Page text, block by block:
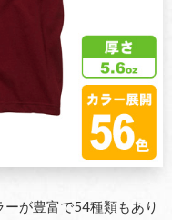
が豊富で54種類もあり